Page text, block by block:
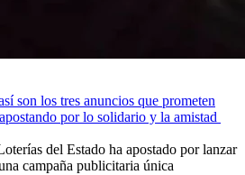
son los tres anuncios que prometen
por lo solidario y la amistad
del Estado ha apostado por lanzar
campaña publicitaria única